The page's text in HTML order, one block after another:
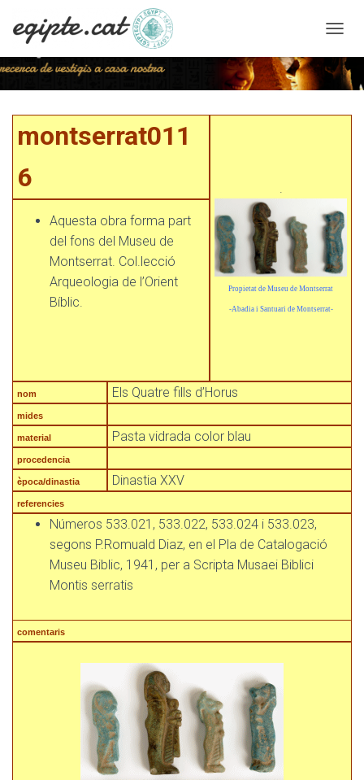
A
N
A
E
G
A
C
I
montserrat0116
montserrat011
6
.
Propietat de Museu de Montserrat
-Abadia i Santuari de Montserrat-
Aquesta obra forma part
del fons del Museu de
Montserrat. Col.lecció
Arqueologia de l’Orient
Bíblic.
nom Els Quatre fills d’Horus
mides
material Pasta vidrada color blau
procedencia
època/dinastia Dinastia XXV
referencies
Números 533.021, 533.022, 533.024 i 533.023,
segons P.Romuald Diaz, en el Pla de Catalogació
Museu Biblic, 1941, per a Scripta Musaei Biblici
Montis serratis
comentaris